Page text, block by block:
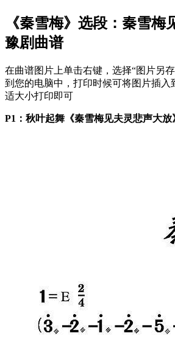
《秦雪梅》选段：秦雪梅
豫剧曲谱
在曲谱图片上单击右键，选择“图片另
到您的电脑中，打印时候可将图片插入
适大小打印即可
P1：秋叶起舞《秦雪梅见夫灵悲声大放